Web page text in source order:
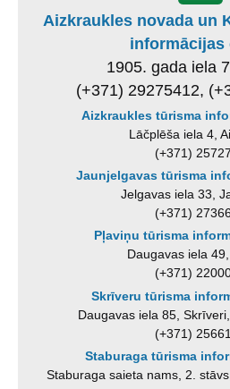
Aizkraukles novada un
informācijas
1905. gada iela
(+371) 29275412,
Aizkraukles tūrisma
Lāčplēša iela 4,
(+371)
Jaunjelgavas tūrisma
Jelgavas iela 33,
(+371)
Pļaviņu tūrisma
Daugavas iela
(+371)
Skrīveru tūrisma
Daugavas iela 85,
(+371)
Staburaga tūrisma
Staburaga saieta nams, 2.